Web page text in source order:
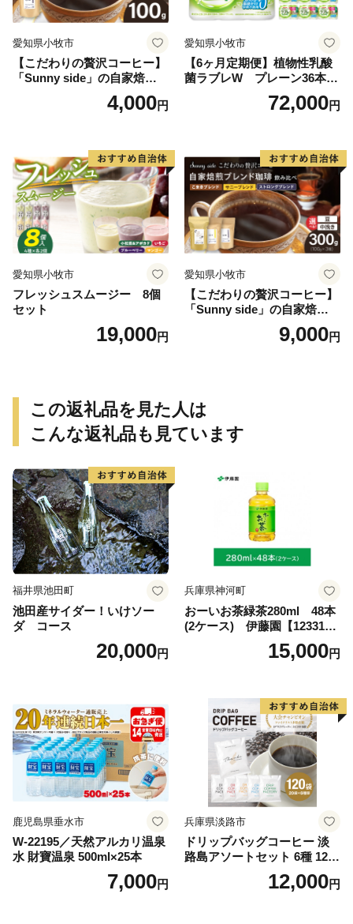
愛知県小牧市
【こだわりの贅沢コーヒー】
「Sunny side」の自家焙煎珈
琲ストロングブレンド（100
4,000円
愛知県小牧市
【6ヶ月定期便】植物性乳酸
菌ラブレW プレーン36本
72,000円
愛知県小牧市
フレッシュスムージー 8個
セット
19,000円
愛知県小牧市
【こだわりの贅沢コーヒー】
「Sunny side」の自家焙煎珈
琲ブレンド珈琲飲み比べセッ
9,000円
この返礼品を見た人は
こんな返礼品も見ています
福井県池田町
池田産サイダー！いけソー
ダ コース
20,000円
兵庫県神河町
おーいお茶緑茶280ml 48本
(2ケース) 伊藤園【123317
15,000円
鹿児島県垂水市
W-22195／天然アルカリ温泉
水 財寶温泉 500ml×25本
7,000円
兵庫県淡路市
ドリップバッグコーヒー 淡
路島アソートセット 6種 120
袋 飲み比べ コーヒー
12,000円